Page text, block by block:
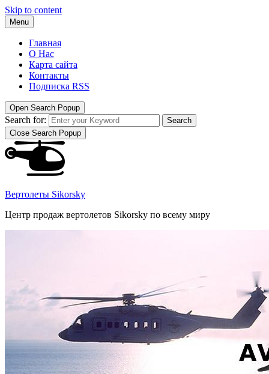
Skip to content
Menu
Главная
О Нас
Карта сайта
Контакты
Подписка RSS
Open Search Popup
Search for:
Search
Close Search Popup
Вертолеты Sikorsky
Центр продаж вертолетов Sikorsky по всему миру